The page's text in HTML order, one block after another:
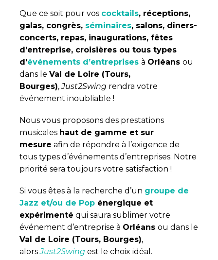
Que ce soit pour vos cocktails, réceptions,
galas, congrès, séminaires, salons, dîners-
concerts, repas, inaugurations, fêtes
d’entreprise, croisières ou tous types
d’événements d’entreprises à Orléans ou
dans le Val de Loire (Tours,
Bourges),Just2Swing rendra votre
événement inoubliable !
Nous vous proposons des prestations
musicales haut de gamme et sur
mesure afin de répondre à l’exigence de
tous types d’événements d’entreprises. Notre
priorité sera toujours votre satisfaction !
Si vous êtes à la recherche d’un groupe de
Jazz et/ou de Pop énergique et
expérimenté qui saura sublimer votre
événement d’entreprise à Orléans ou dans le
Val de Loire (Tours, Bourges),
alorsJust2Swing est le choix idéal.